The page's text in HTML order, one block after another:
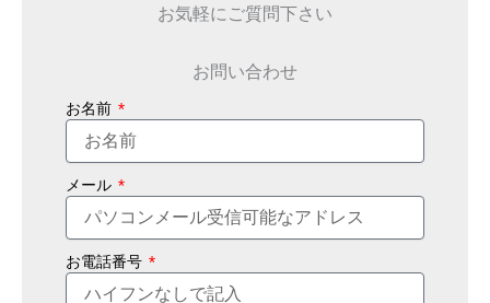
お気軽にご質問下さい
お問い合わせ
お名前
メール
お電話番号